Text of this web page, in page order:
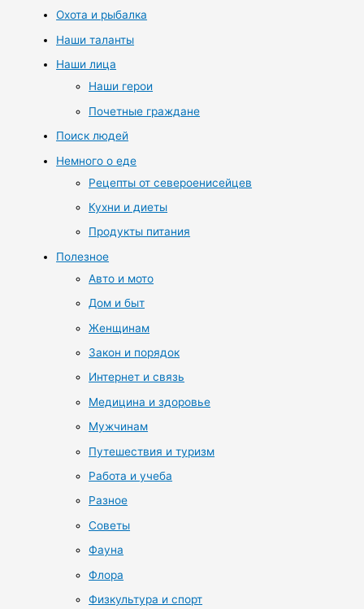
Охота и рыбалка
Наши таланты
Наши лица
Наши герои
Почетные граждане
Поиск людей
Немного о еде
Рецепты от североенисейцев
Кухни и диеты
Продукты питания
Полезное
Авто и мото
Дом и быт
Женщинам
Закон и порядок
Интернет и связь
Медицина и здоровье
Мужчинам
Путешествия и туризм
Работа и учеба
Разное
Советы
Фауна
Флора
Физкультура и спорт